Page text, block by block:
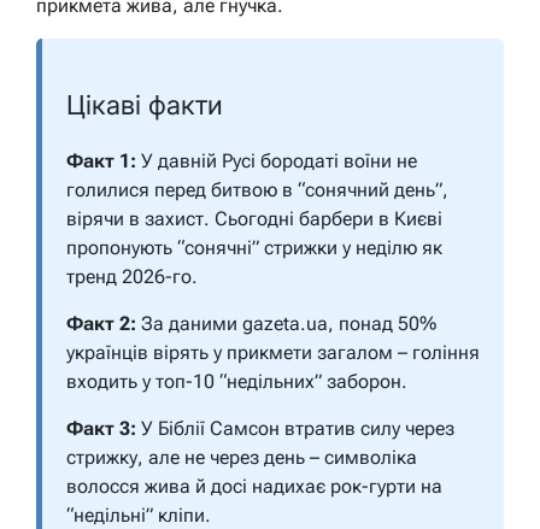
прикмета жива, але гнучка.
Цікаві факти
Факт 1: У давній Русі бородаті воїни не
голилися перед битвою в “сонячний день”,
вірячи в захист. Сьогодні барбери в Києві
пропонують “сонячні” стрижки у неділю як
тренд 2026-го.
Факт 2: За даними gazeta.ua, понад 50%
українців вірять у прикмети загалом – гоління
входить у топ-10 “недільних” заборон.
Факт 3: У Біблії Самсон втратив силу через
стрижку, але не через день – символіка
волосся жива й досі надихає рок-гурти на
“недільні” кліпи.